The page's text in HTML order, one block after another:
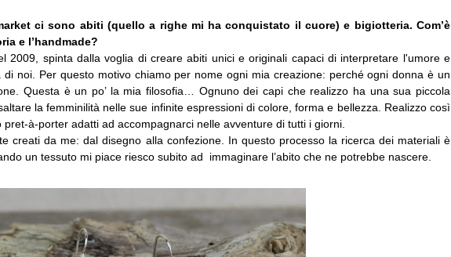
ci sono abiti (quello a righe mi ha conquistato il cuore) e bigiotteria. Com’è
e l’handmade?
2009, spinta dalla voglia di creare abiti unici e originali capaci di interpretare l'umore e
noi. Per questo motivo chiamo per nome ogni mia creazione: perché ogni donna è un
Questa è un po’ la mia filosofia… Ognuno dei capi che realizzo ha una sua piccola
la femminilità nelle sue infinite espressioni di colore, forma e bellezza. Realizzo così
à-porter adatti ad accompagnarci nelle avventure di tutti i giorni.
creati da me: dal disegno alla confezione. In questo processo la ricerca dei materiali è
un tessuto mi piace riesco subito ad immaginare l’abito che ne potrebbe nascere.